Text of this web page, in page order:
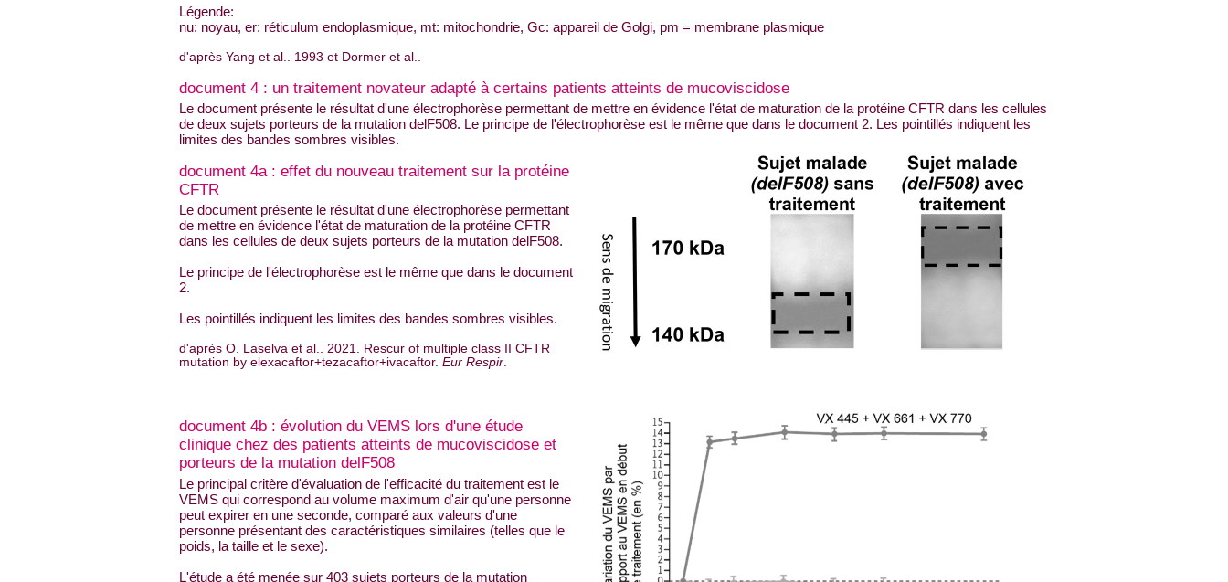
Légende:
nu: noyau, er: réticulum endoplasmique, mt: mitochondrie, Gc: appareil de Golgi, pm = membrane plasmique
d'après Yang et al.. 1993 et Dormer et al..
document 4 : un traitement novateur adapté à certains patients atteints de mucoviscidose
Le document présente le résultat d'une électrophorèse permettant de mettre en évidence l'état de maturation de la protéine CFTR dans les cellules
de deux sujets porteurs de la mutation delF508. Le principe de l'électrophorèse est le même que dans le document 2. Les pointillés indiquent les
limites des bandes sombres visibles.
document 4a : effet du nouveau traitement sur la protéine
CFTR
Le document présente le résultat d'une électrophorèse permettant
de mettre en évidence l'état de maturation de la protéine CFTR
dans les cellules de deux sujets porteurs de la mutation delF508.
Le principe de l'électrophorèse est le même que dans le document
2.
Les pointillés indiquent les limites des bandes sombres visibles.
d'après O. Laselva et al.. 2021. Rescur of multiple class II CFTR
mutation by elexacaftor+tezacaftor+ivacaftor. Eur Respir.
document 4b : évolution du VEMS lors d'une étude
clinique chez des patients atteints de mucoviscidose et
porteurs de la mutation delF508
Le principal critère d'évaluation de l'efficacité du traitement est le
VEMS qui correspond au volume maximum d'air qu'une personne
peut expirer en une seconde, comparé aux valeurs d'une
personne présentant des caractéristiques similaires (telles que le
poids, la taille et le sexe).
L'étude a été menée sur 403 sujets porteurs de la mutation